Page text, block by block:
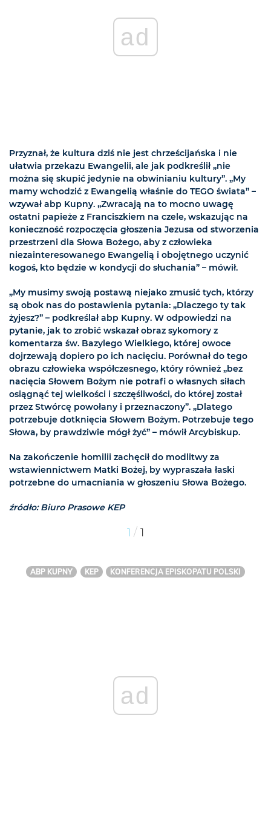
ad
Przyznał, że kultura dziś nie jest chrześcijańska i nie
ułatwia przekazu Ewangelii, ale jak podkreślił „nie
można się skupić jedynie na obwinianiu kultury”. „My
mamy wchodzić z Ewangelią właśnie do TEGO świata” –
wzywał abp Kupny. „Zwracają na to mocno uwagę
ostatni papieże z Franciszkiem na czele, wskazując na
konieczność rozpoczęcia głoszenia Jezusa od stworzenia
przestrzeni dla Słowa Bożego, aby z człowieka
niezainteresowanego Ewangelią i obojętnego uczynić
kogoś, kto będzie w kondycji do słuchania” – mówił.
„My musimy swoją postawą niejako zmusić tych, którzy
są obok nas do postawienia pytania: „Dlaczego ty tak
żyjesz?” – podkreślał abp Kupny. W odpowiedzi na
pytanie, jak to zrobić wskazał obraz sykomory z
komentarza św. Bazylego Wielkiego, której owoce
dojrzewają dopiero po ich nacięciu. Porównał do tego
obrazu człowieka współczesnego, który również „bez
nacięcia Słowem Bożym nie potrafi o własnych siłach
osiągnąć tej wielkości i szczęśliwości, do której został
przez Stwórcę powołany i przeznaczony”. „Dlatego
potrzebuje dotknięcia Słowem Bożym. Potrzebuje tego
Słowa, by prawdziwie mógł żyć” – mówił Arcybiskup.
Na zakończenie homilii zachęcił do modlitwy za
wstawiennictwem Matki Bożej, by wypraszała łaski
potrzebne do umacniania w głoszeniu Słowa Bożego.
źródło: Biuro Prasowe KEP
1 / 1
ABP KUPNY KEP KONFERENCJA EPISKOPATU POLSKI
ad